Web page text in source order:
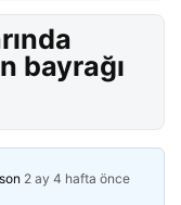
bayrağı
2 ay 4 hafta önce